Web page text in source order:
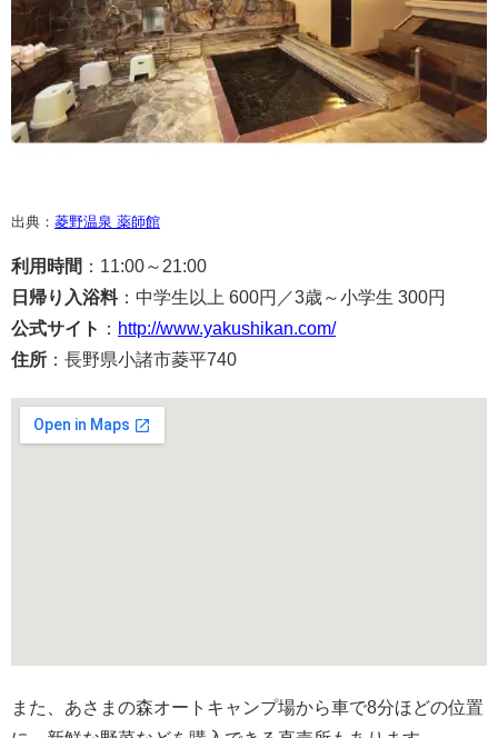
出典： 菱野温泉 薬師館
利用時間 ：11:00～21:00
日帰り入浴料：中学生以上 600円／3歳～小学生 300円
公式サイト ： http://www.yakushikan.com/
住所 ：長野県小諸市菱平740
また、あさまの森オートキャンプ場から車で8分ほどの位置